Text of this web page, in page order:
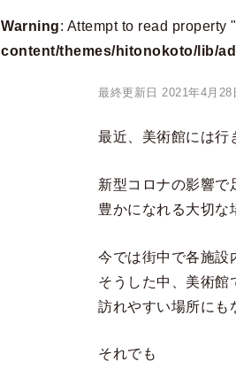
Warning: Attempt to read
content/themes/hitonokoto/lib/
最終更新日 2021年4月28
最近、美術館には行
新型コロナの影響で
豊かになれる大切な
今では街中で各施設
そうした中、美術館
訪れやすい場所にも
それでも